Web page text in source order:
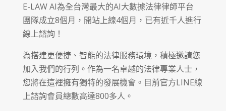
E-LAW AI為全台灣最大的AI大數據法律律師平台
團隊成立8個月，開站上線4個月，已有近千人進行
線上諮詢！
為搭建更便捷、智能的法律服務環境，積極邀請您
加入我們的行列。作為一名卓越的法律專業人士，
您將在這裡擁有獨特的發展機會。目前官方LINE線
上諮詢會員總數高達800多人。